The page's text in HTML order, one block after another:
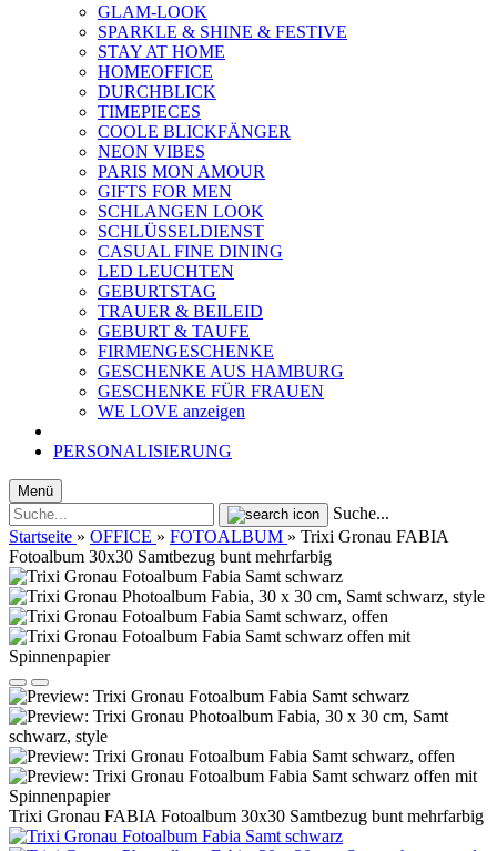
GLAM-LOOK
SPARKLE & SHINE & FESTIVE
STAY AT HOME
HOMEOFFICE
DURCHBLICK
TIMEPIECES
COOLE BLICKFÄNGER
NEON VIBES
PARIS MON AMOUR
GIFTS FOR MEN
SCHLANGEN LOOK
SCHLÜSSELDIENST
CASUAL FINE DINING
LED LEUCHTEN
GEBURTSTAG
TRAUER & BEILEID
GEBURT & TAUFE
FIRMENGESCHENKE
GESCHENKE AUS HAMBURG
GESCHENKE FÜR FRAUEN
WE LOVE anzeigen
PERSONALISIERUNG
Menü
Suche...
Startseite » OFFICE » FOTOALBUM » Trixi Gronau FABIA
Fotoalbum 30x30 Samtbezug bunt mehrfarbig
Trixi Gronau FABIA Fotoalbum 30x30 Samtbezug bunt mehrfarbig